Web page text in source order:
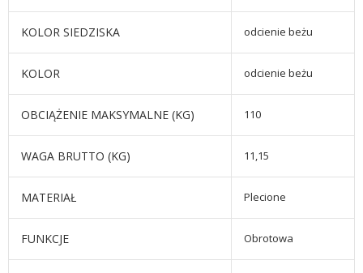
KOLOR SIEDZISKA odcienie beżu
KOLOR odcienie beżu
OBCIĄŻENIE MAKSYMALNE (KG) 110
WAGA BRUTTO (KG) 11,15
MATERIAŁ Plecione
FUNKCJE Obrotowa